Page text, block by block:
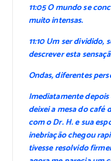
11:05 O mundo se
muito intensas.
11:10 Um ser
descrever esta
Ondas, diferentes
Imediatamente
deixei a mesa do café
com o Dr. H. e sua
inebriação chegou
tivesse resolvido